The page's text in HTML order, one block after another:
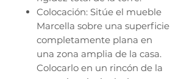
Colocación: Sitúe el mueble
Marcella sobre una superficie
completamente plana en
una zona amplia de la casa.
Colocarlo en un rincón de la